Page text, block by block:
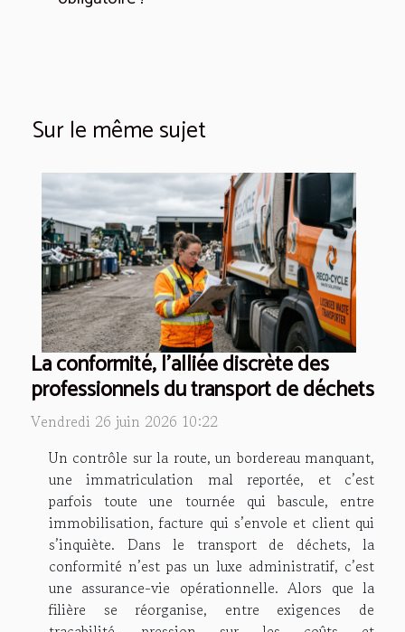
Sur le même sujet
La conformité, l'alliée discrète des
professionnels du transport de déchets
Vendredi 26 juin 2026 10:22
Un contrôle sur la route, un bordereau manquant,
une immatriculation mal reportée, et c’est
parfois toute une tournée qui bascule, entre
immobilisation, facture qui s’envole et client qui
s’inquiète. Dans le transport de déchets, la
conformité n’est pas un luxe administratif, c’est
une assurance-vie opérationnelle. Alors que la
filière se réorganise, entre exigences de